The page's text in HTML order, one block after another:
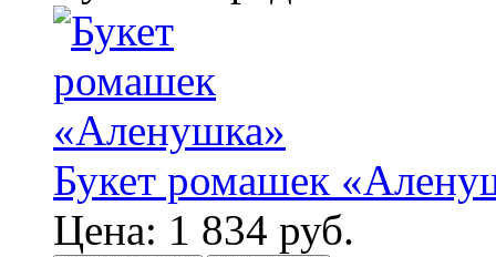
Букет ромашек
Цена: 1 834 руб.